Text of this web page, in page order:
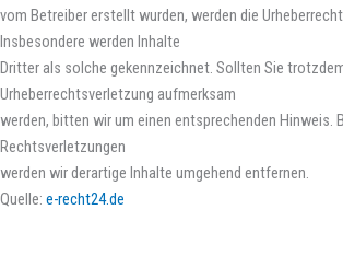
vom Betreiber erstellt wurden, werden die
Insbesondere werden Inhalte
Dritter als solche gekennzeichnet. Sollten Sie
Urheberrechtsverletzung aufmerksam
werden, bitten wir um einen entsprechenden Hinweis.
Rechtsverletzungen
werden wir derartige Inhalte umgehend entfernen.
Quelle: e-recht24.de